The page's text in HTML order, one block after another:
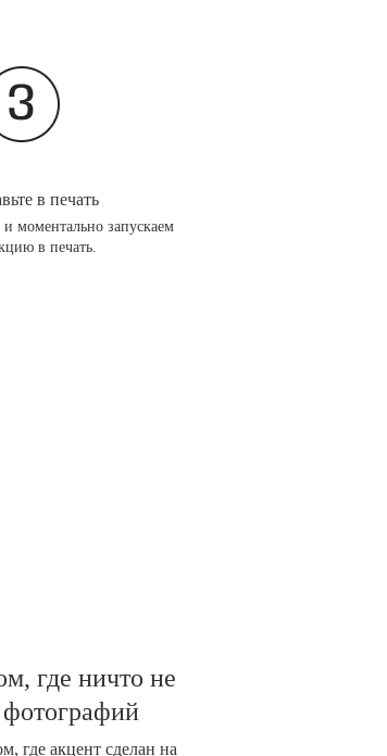
в печать
моментально запускаем
в печать.
где ничто не
где акцент сделан на